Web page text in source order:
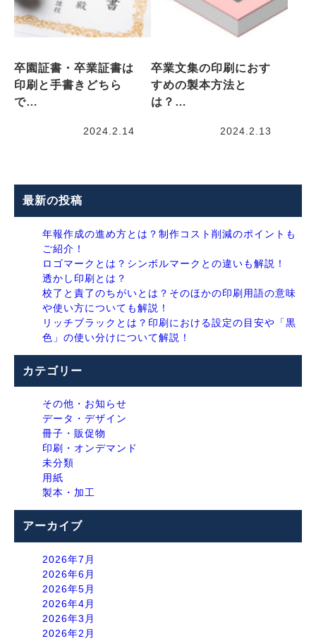
卒園証書・卒業証書は
印刷と手書きどちら
で…
2024.2.14
卒業文集の印刷におす
すめの製本方法と
は？…
2024.2.13
最新の投稿
年報作成の進め方とは？制作コスト削減のポイントも
ご紹介！
ロゴマークとは？シンボルマークとの違いも解説！
透かし印刷とは？
校了と責了のちがいとは？そのほかの印刷用語の意味
や使い方についても解説！
リッチブラックとは？印刷における設定の目安や「黒
色」の使い分けについて解説！
カテゴリー
その他・お知らせ
データ・デザイン
冊子・販促物
印刷・オンデマンド
未分類
用紙
製本・加工
アーカイブ
2026年7月
2026年6月
2026年5月
2026年4月
2026年3月
2026年2月